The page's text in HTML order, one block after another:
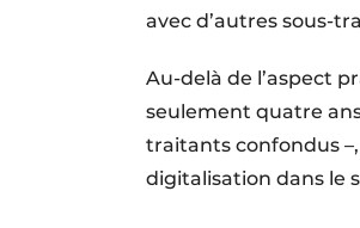
avec d’autres sous-
Au-delà de l’aspect
seulement quatre
traitants confondus –,
digitalisation dans le